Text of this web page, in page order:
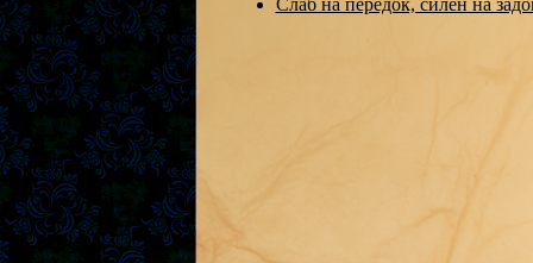
Слаб на передок, силен на